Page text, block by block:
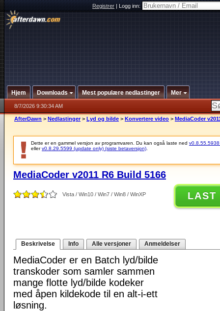
Registrer|Logg inn:
Hjem Downloads Mest populære nedlastinger Mer
8/7/2026 9:30:34 AM
AfterDawn > Nedlastinger > Lyd og bilde > Konvertere video > MediaCoder
Dette er en gammel versjon av programvaren. Du kan også laste ned v0.8.55.5938
ellerv0.8.29.5599 (update only) (siste betaversjon)
MediaCoder v2011 R6 Build 5166
Vista / Win10 / Win7 / Win8 / WinXP LAST
Beskrivelse Info Alle versjoner Anmeldelser
MediaCoder er en Batch lyd/bilde
transkoder som samler sammen
mange flotte lyd/bilde kodeker
med åpen kildekode til en alt-i-ett
løsning.